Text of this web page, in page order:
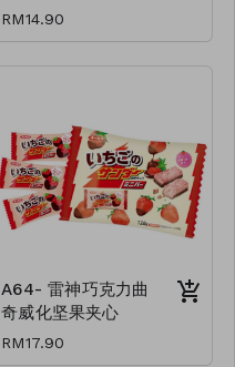
RM14.90
A64- 雷神巧克力曲
奇威化坚果夹心
RM17.90